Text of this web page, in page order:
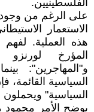
الفلسطينيين.
على الرغم من وجود
الاستعمار
هذه العملية. لفهم
المؤرخ
و"المهاجرين":
السياسية
السياسية"
يوضح الأمر محمود